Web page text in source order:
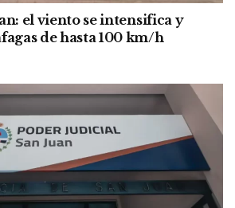
el viento se intensifica y
de hasta 100 km/h